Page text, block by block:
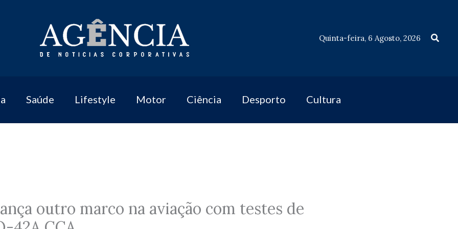
Quinta-feira, 6 Agosto, 2026
Saúde Lifestyle Motor Ciência Desporto Cultura
outro marco na aviação com testes de